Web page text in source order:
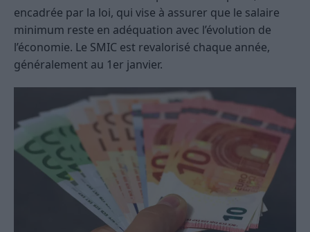
encadrée par la loi, qui vise à assurer que le salaire
minimum reste en adéquation avec l’évolution de
l’économie. Le SMIC est revalorisé chaque année,
généralement au 1er janvier.